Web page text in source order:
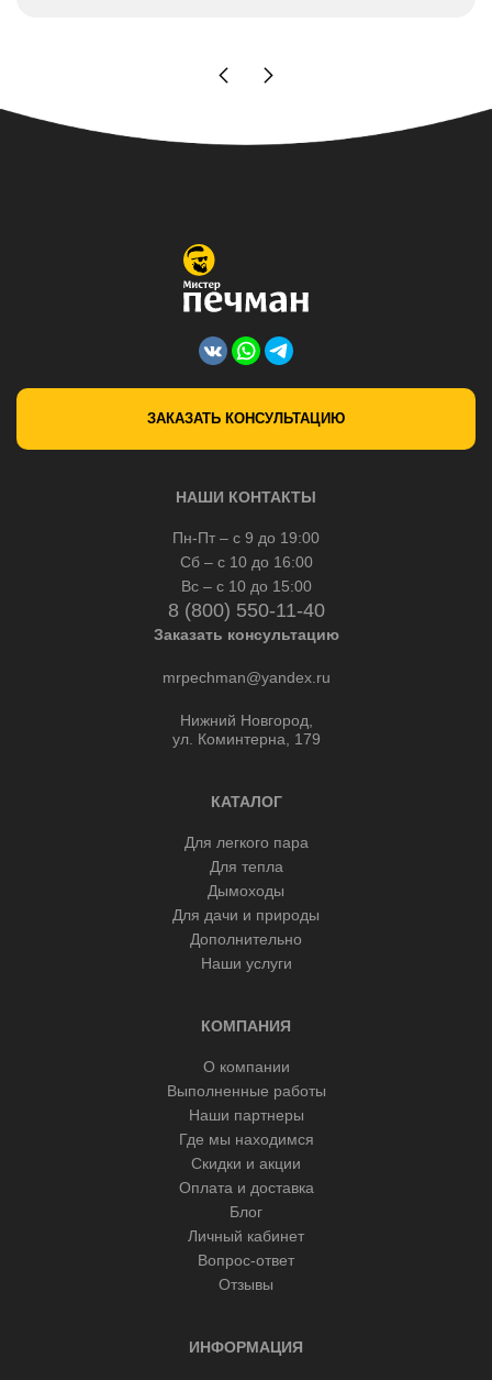
ЗАКАЗАТЬ КОНСУЛЬТАЦИЮ
НАШИ КОНТАКТЫ
Пн-Пт – с 9 до 19:00
Сб – с 10 до 16:00
Вс – с 10 до 15:00
8 (800) 550-11-40
Заказать консультацию
mrpechman@yandex.ru
Нижний Новгород,
ул. Коминтерна, 179
КАТАЛОГ
Для легкого пара
Для тепла
Дымоходы
Для дачи и природы
Дополнительно
Наши услуги
КОМПАНИЯ
О компании
Выполненные работы
Наши партнеры
Где мы находимся
Скидки и акции
Оплата и доставка
Блог
Личный кабинет
Вопрос-ответ
Отзывы
ИНФОРМАЦИЯ